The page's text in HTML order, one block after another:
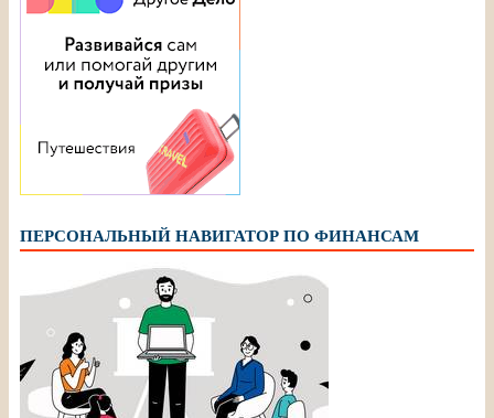
ПЕРСОНАЛЬНЫЙ НАВИГАТОР ПО ФИНАНСАМ